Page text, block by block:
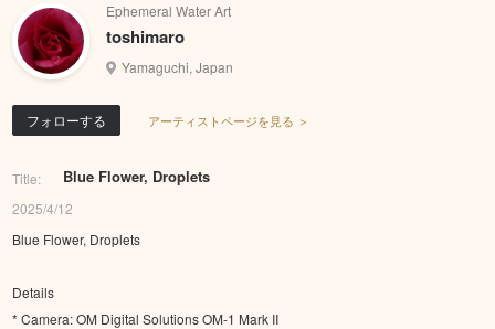
Ephemeral Water Art
toshimaro
Yamaguchi, Japan
フォローする アーティストページを見る ＞
Title: Blue Flower, Droplets
2025/4/12
Blue Flower, Droplets
Details
* Camera: OM Digital Solutions OM-1 Mark II